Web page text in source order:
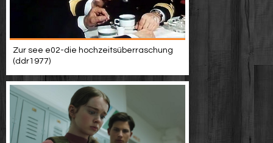
Zur see e02-die hochzeitsüberraschung
(ddr1977)